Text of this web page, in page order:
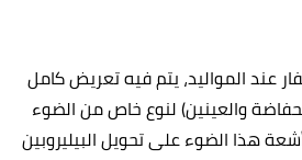
عند المواليد، يتم فيه تعريض كامل
والعينين) لنوع خاص من الضوء
هذا الضوء على تحويل البيليروبين